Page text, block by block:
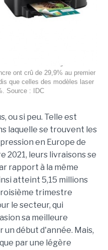
ont crû de 29,9% au premier
que celles des modèles laser
Source : IDC
ou si peu. Telle est
laquelle se trouvent les
en Europe de
2021, leurs livraisons se
rapport à la même
atteint 5,15 millions
trimestre
le secteur, qui
sa meilleure
un début d'année. Mais,
par une légère